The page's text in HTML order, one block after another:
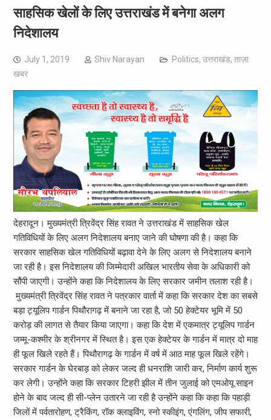
साहसिक खेलों के लिए उत्तराखंड में बनेगा अलग
निदेशालय
July 1, 2019 Shiv Narayan Politics, उत्तराखंड, ताज़ा
खबर
देहरादून। मुख्यमंत्री त्रिवेंद्र सिंह रावत ने उत्तराखंड में साहसिक खेल
गतिविधियों के लिए अलग निदेशालय बनाए जाने की घोषणा की है। कहा कि
सरकार साहसिक खेल गतिविधियों बढ़ावा देने के लिए अलग से निदेशालय बनाने
जा रही है। इस निदेशालय की जिम्मेदारी अखिल भारतीय सेवा के अधिकारी को
सौंपी जाएगी। उन्होंने कहा कि निदेशालय के लिए सरकार जमीन तलाश रही है।
मुख्यमंत्री त्रिवेंद्र सिंह रावत ने पत्रकार वार्ता में कहा कि सरकार देश का सबसे
बड़ा ट्यूलिप गार्डन पिथौरागढ़ में बनाने जा रहा है, जो 50 हेक्टेयर भूमि में 50
करोड़ की लागत से तैयार किया जाएगा। कहा कि देश में एकमात्र ट्यूलिप गार्डन
जम्मू-कश्मीर के श्रीनगर में स्थित है। इस एक हेक्टेयर के गार्डन में मात्र दो माह
ही फूल खिले रहते हैं। पिथौरागढ़ के गार्डन में वर्ष में आठ माह फूल खिले रहेंगे।
सरकार गार्डन के घेरबाड़ को लेकर जल्द ही धनराशि जारी कर, निर्माण कार्य शुरू
कर लेगी। उन्होंने कहा कि सरकार टिहरी झील में तीन जुलाई को एमओयू साइन
होने के बाद जल्द ही सी-प्लेन उतारने जा रही है उन्होंने कहा कि कहा कि पहाड़ी
जिलों में पर्वतारोहण, ट्रैकिंग, रॉक क्लाइविंग, स्नो स्कीइंग, एंगलिंग, जीप सफारी,